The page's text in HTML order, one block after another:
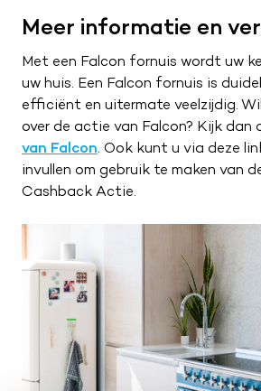
Meer informatie en
Met een Falcon fornuis wordt uw
uw huis. Een Falcon fornuis is
efficiënt en uitermate veelzijdig.
over de actie van Falcon? Kijk dan
van Falcon. Ook kunt u via deze
invullen om gebruik te maken van
Cashback Actie.